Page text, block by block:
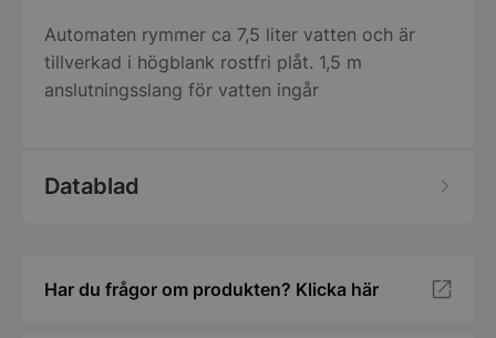
Automaten rymmer ca 7,5 liter vatten och är
tillverkad i högblank rostfri plåt. 1,5 m
anslutningsslang för vatten ingår
Datablad
Har du frågor om produkten? Klicka här